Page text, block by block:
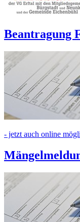
Beantragung
- jetzt auch online